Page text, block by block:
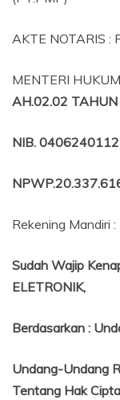
AKTE NOTARIS :
MENTERI
AH.02.02
NIB.
Rekening Mandiri :
Sudah Wajip
ELETRONIK,
Berdasarkan :
Undang-Undang
Tentang Hak